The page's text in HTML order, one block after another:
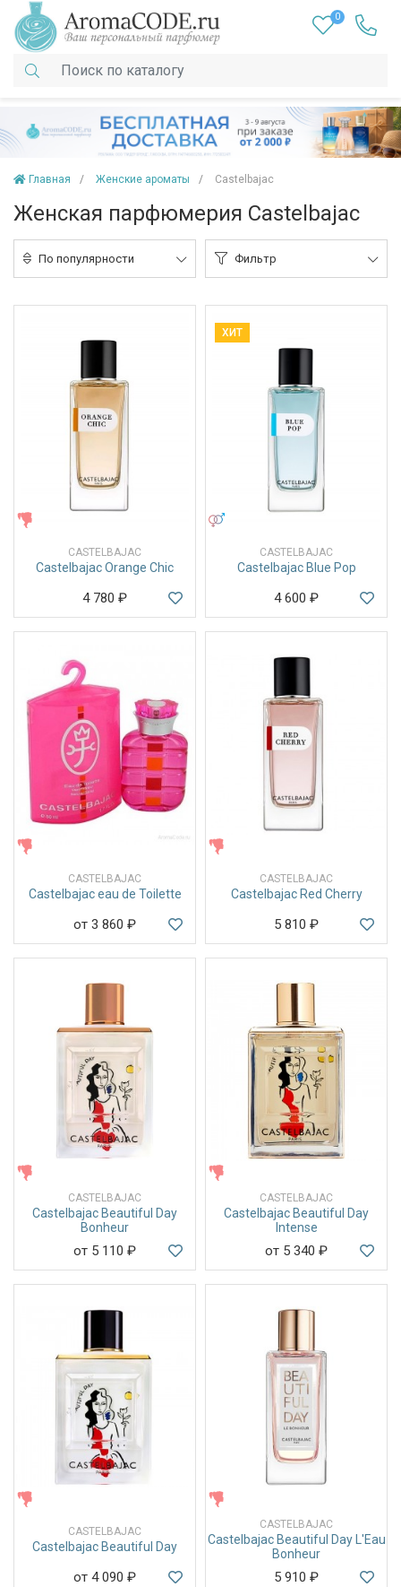
0
Главная Женские ароматы Castelbajac
Женская парфюмерия Castelbajac
По популярности Фильтр
CASTELBAJAC
Castelbajac Orange Chic
4 780 ₽
ХИТ
CASTELBAJAC
Castelbajac Blue Pop
4 600 ₽
CASTELBAJAC
Castelbajac eau de Toilette
от 3 860 ₽
CASTELBAJAC
Castelbajac Red Cherry
5 810 ₽
CASTELBAJAC
Castelbajac Beautiful Day
Bonheur
от 5 110 ₽
CASTELBAJAC
Castelbajac Beautiful Day
Intense
от 5 340 ₽
CASTELBAJAC
Castelbajac Beautiful Day
от 4 090 ₽
CASTELBAJAC
Castelbajac Beautiful Day L'Eau
Bonheur
5 910 ₽